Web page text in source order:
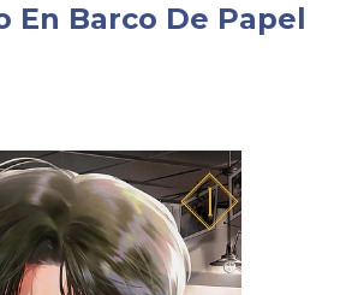
En Barco De Papel